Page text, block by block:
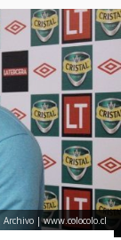
Archivo | www.colocolo.cl